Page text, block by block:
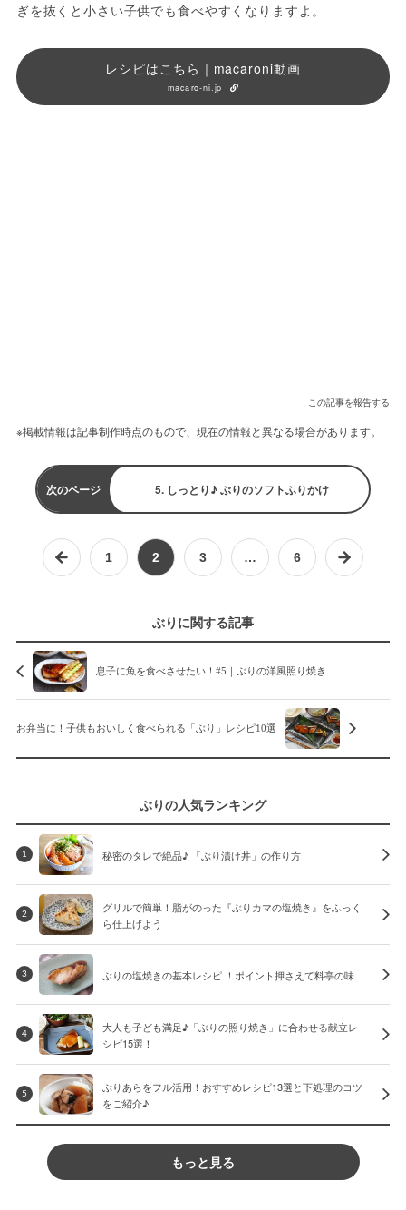
ぎを抜くと小さい子供でも食べやすくなりますよ。
レシピはこちら｜macaroni動画
macaro-ni.jp
この記事を報告する
※掲載情報は記事制作時点のもので、現在の情報と異なる場合があります。
次のページ 5. しっとり♪ ぶりのソフトふりかけ
1 2 3 … 6
ぶりに関する記事
息子に魚を食べさせたい！#5｜ぶりの洋風照り焼き
お弁当に！子供もおいしく食べられる「ぶり」レシピ10選
ぶりの人気ランキング
1 秘密のタレで絶品♪ 「ぶり漬け丼」の作り方
2
グリルで簡単！脂がのった『ぶりカマの塩焼き』をふっく
ら仕上げよう
3 ぶりの塩焼きの基本レシピ ！ポイント押さえて料亭の味
4
大人も子ども満足♪「ぶりの照り焼き」に合わせる献立レ
シピ15選！
5
ぶりあらをフル活用！おすすめレシピ13選と下処理のコツ
をご紹介♪
もっと見る